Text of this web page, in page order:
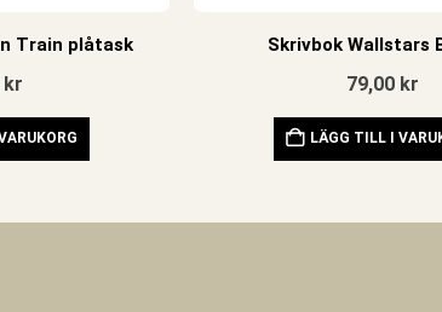
Train plåtask
kr
Skrivbok Wallstars
79,00 kr
LÄGG TILL I